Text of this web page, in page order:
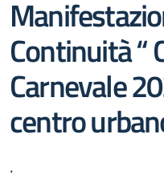
Continuità “
Carnevale
centro
.